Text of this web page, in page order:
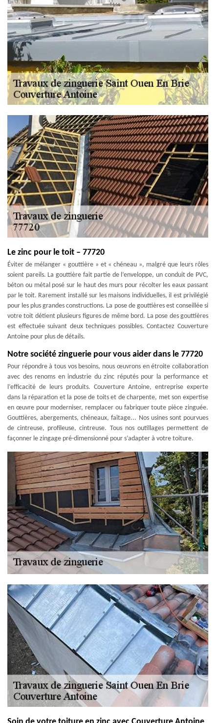
Le zinc pour le toit – 77720
Éviter de mélanger « gouttière » et « chéneau », malgré que leurs rôles
soient pareils. La gouttière fait partie de l’enveloppe, un conduit de PVC,
béton ou métal posé sur le haut des murs pour récolter les eaux passant
par le toit. Rarement installé sur les maisons individuelles, il est privilégié
pour les plus grandes constructions. La pose de gouttières est conseillée si
votre toit détient plusieurs figures de même bord. La pose des gouttières
est effectuée suivant deux techniques possibles. Contactez Couverture
Antoine pour plus de détails.
Notre société zinguerie pour vous aider dans le 77720
Pour répondre à tous vos besoins, nous œuvrons en étroite collaboration
avec des renoms en industrie du zinc réputés pour la performance et
l’efficacité de leurs produits. Couverture Antoine, entreprise experte
dans la réparation et la pose de toits et de charpente, met son expertise
en œuvre pour moderniser, remplacer ou fabriquer toute pièce zinguée.
Gouttières, abergements, chéneaux, faîtage... Nos usines sont pourvues
de cintreuse, profileuse, cintreuse. Tous nos outillages permettent de
façonner le zingage pré-dimensionné pour s’adapter à votre toiture.